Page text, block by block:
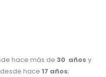
hace más de 30 años y
desde hace 17 años;